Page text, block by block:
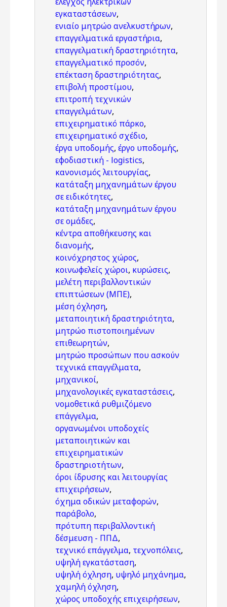
εγκαταστάσεων,
ενιαίο μητρώο ανελκυστήρων,
επαγγελματικά εργαστήρια,
επαγγελματική δραστηριότητα,
επαγγελματικό προσόν,
επέκταση δραστηριότητας,
επιβολή προστίμου,
επιτροπή τεχνικών
επαγγελμάτων,
επιχειρηματικό πάρκο,
επιχειρηματικό σχέδιο,
έργα υποδομής, έργο υποδομής,
εφοδιαστική - logistics,
κανονισμός λειτουργίας,
κατάταξη μηχανημάτων έργου
σε ειδικότητες,
κατάταξη μηχανημάτων έργου
σε ομάδες,
κέντρα αποθήκευσης και
διανομής,
κοινόχρηστος χώρος,
κοινωφελείς χώροι, κυρώσεις,
μελέτη περιβαλλοντικών
επιπτώσεων (ΜΠΕ),
μέση όχληση,
μεταποιητική δραστηριότητα,
μητρώο πιστοποιημένων
επιθεωρητών,
μητρώο προσώπων που ασκούν
τεχνικά επαγγέλματα,
μηχανικοί,
μηχανολογικές εγκαταστάσεις,
νομοθετικά ρυθμιζόμενο
επάγγελμα,
οργανωμένοι υποδοχείς
μεταποιητικών και
επιχειρηματικών
δραστηριοτήτων,
όροι ίδρυσης και λειτουργίας
επιχειρήσεων,
όχημα οδικών μεταφορών,
παράβολο,
πρότυπη περιβαλλοντική
δέσμευση - ΠΠΔ,
τεχνικό επάγγελμα, τεχνοπόλεις,
υψηλή εγκατάσταση,
υψηλή όχληση, υψηλό μηχάνημα,
χαμηλή όχληση,
χώρος υποδοχής επιχειρήσεων,